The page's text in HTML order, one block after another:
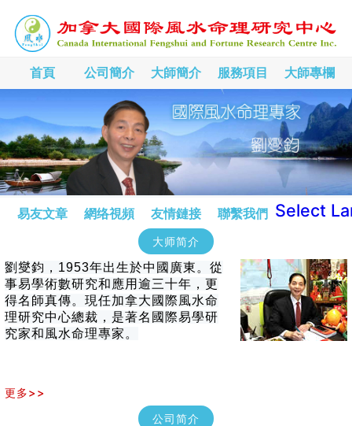
首頁 公司簡介 大師簡介 服務項目 大師專欄
易友文章 網络視頻 友情鏈接 聯繫我們 Select
大师简介
劉燮鈞，1953年出生於中國廣東。從
事易學術數研究和應用逾三十年，更
得名師真傳。現任加拿大國際風水命
理研究中心總裁，是著名國際易學研
究家和風水命理專家。
更多>>
公司简介